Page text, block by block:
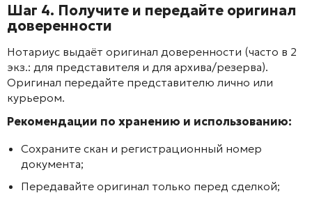
Шаг 4. Получите и передайте оригинал
доверенности
Нотариус выдаёт оригинал доверенности (часто в 2
экз.: для представителя и для архива/резерва).
Оригинал передайте представителю лично или
курьером.
Рекомендации по хранению и использованию:
Сохраните скан и регистрационный номер
документа;
Передавайте оригинал только перед сделкой;